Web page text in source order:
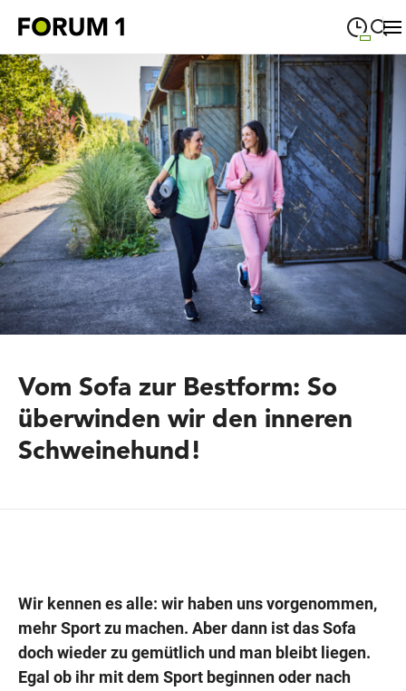
Suche schließen
Montag
MONTAG 09:00 19:00
Dienstag
DIENSTAG 09:00— 19:00
Mittwoch
MITTWOCH 09:00—19:00
Donnerstag
DONNERSTAG 09:00 —19:00
Freitag
FREITAG 09:00—19:00
Samstag
SAMSTAG 09:00 —18:00
Vom Sofa zur Bestform: So
überwinden wir den inneren
Schweinehund!
Wir kennen es alle: wir haben uns vorgenommen,
mehr Sport zu machen. Aber dann ist das Sofa
doch wieder zu gemütlich und man bleibt liegen.
Egal ob ihr mit dem Sport beginnen oder nach